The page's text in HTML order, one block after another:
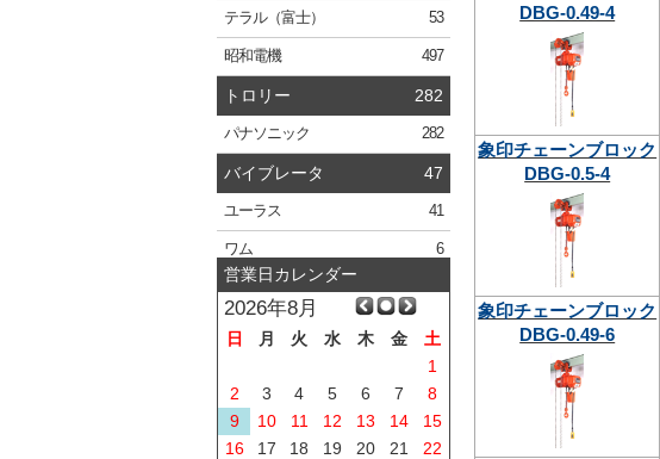
テラル（富士） 53
昭和電機 497
トロリー 282
パナソニック 282
バイブレータ 47
ユーラス 41
ワム 6
営業日カレンダー
2026年8月
日 月 火 水 木 金
土
1
2
3 4 5 6 7
8
9
10 11 12 13 14
15
16
17 18 19 20 21
22
DBG-0.49-4
象印チェーンブロック
DBG-0.5-4
象印チェーンブロック
DBG-0.49-6